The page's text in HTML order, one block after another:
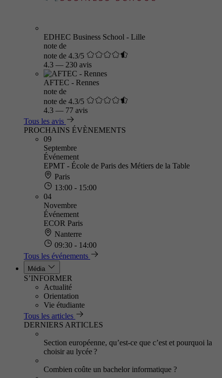
EDHEC Business School - Lille
note de
note de 4.3/5
4.3 — 230 avis
AFTEC - Rennes
note de
note de 4.3/5
4.3 — 77 avis
Tous les avis
PROCHAINS ÉVÈNEMENTS
09
Septembre
Événement
EPMT - École de Paris des Métiers de la Table
Paris
13:00 - 15:00
04
Novembre
Événement
ECOR Paris
Nanterre
09:30 - 14:00
Tous les événements
Média
S’INFORMER
Actualité
Orientation
Vie étudiante
Tous les articles
DERNIERS ARTICLES
Section européenne, qu’est-ce que c’est et pourquoi la
choisir au lycée ?
Combien coûte un bachelor informatique ?